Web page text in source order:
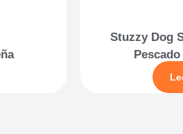
Stuzzy Dog